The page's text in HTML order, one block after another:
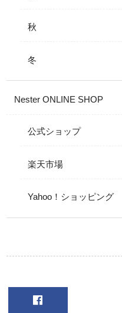
秋
冬
Nester ONLINE SHOP
公式ショップ
楽天市場
Yahoo！ショッピング